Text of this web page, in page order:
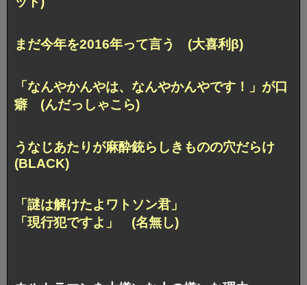
まだ今年を2016年って言う (大喜利β)
「なんやかんやは、なんやかんやです！」が口
癖 (んだっしゃこら)
うなじあたりが麻酔銃らしきものの穴だらけ
(BLACK)
「謎は解けたよワトソン君」
「現行犯ですよ」 (名無し)